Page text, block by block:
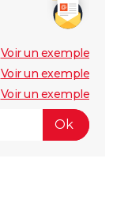
Voir un exemple
Voir un exemple
Voir un exemple